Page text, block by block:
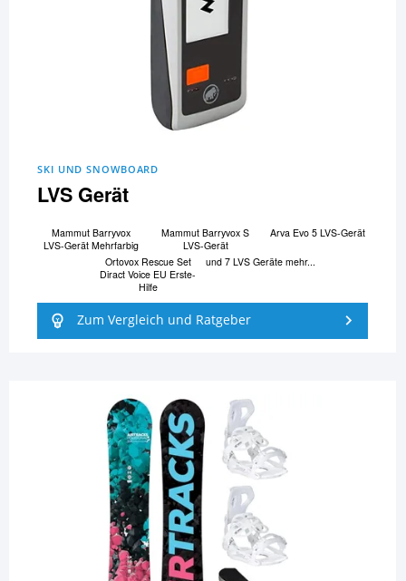
SKI UND SNOWBOARD
LVS Gerät
Mammut Barryvox
LVS-Gerät Mehrfarbig
Mammut Barryvox S
LVS-Gerät
Arva Evo 5 LVS-Gerät
Ortovox Rescue Set
Diract Voice EU Erste-
Hilfe
und 7 LVS Geräte mehr...
Zum Vergleich und Ratgeber